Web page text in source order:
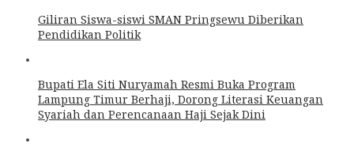
Giliran Siswa-siswi SMAN Pringsewu Diberikan
Pendidikan Politik
Bupati Ela Siti Nuryamah Resmi Buka Program
Lampung Timur Berhaji, Dorong Literasi Keuangan
Syariah dan Perencanaan Haji Sejak Dini